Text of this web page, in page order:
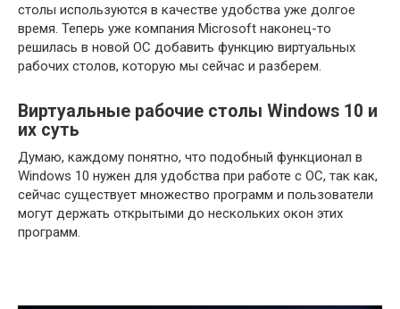
столы используются в качестве удобства уже долгое
время. Теперь уже компания Microsoft наконец-то
решилась в новой ОС добавить функцию виртуальных
рабочих столов, которую мы сейчас и разберем.
Виртуальные рабочие столы Windows 10 и
их суть
Думаю, каждому понятно, что подобный функционал в
Windows 10 нужен для удобства при работе с ОС, так как,
сейчас существует множество программ и пользователи
могут держать открытыми до нескольких окон этих
программ.